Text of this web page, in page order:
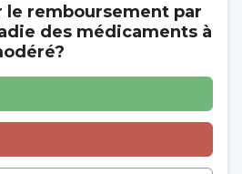
le remboursement par
des médicaments à